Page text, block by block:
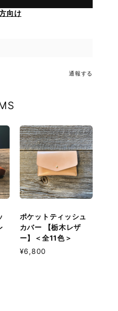
向け
通報する
ポケットティッシュ
カバー 【栃木レザ
ー】＜全11色＞
¥6,800